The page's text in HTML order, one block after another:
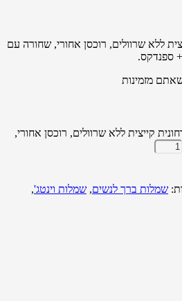
ללא שרוולים, רוכסן אחורי, שחורה עם
ספנדקס.
מזמינות
קייצית ללא שרוולים, רוכסן אחורי,
שמלות ברך לנשים, שמלות וינטג',